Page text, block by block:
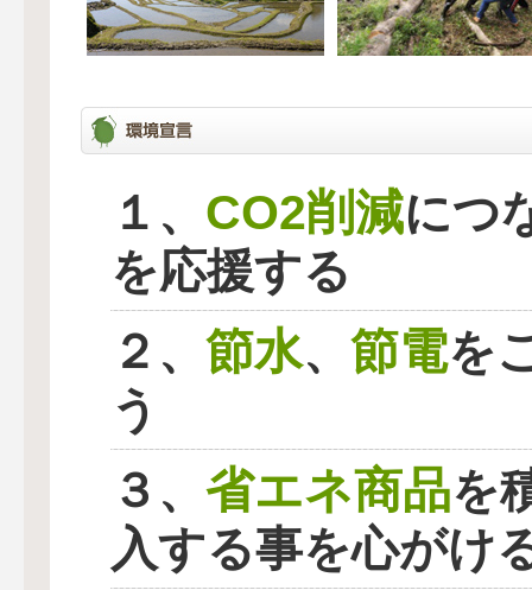
１、 CO2削減につ
を応援する
２、 節水、 節電を
う
３、 省エネ商品を
入する事を心がけ